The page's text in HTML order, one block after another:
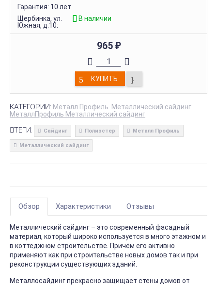
Гарантия: 10 лет
Щербинка, ул.
Южная, д.10:
В наличии
965 ₽
КУПИТЬ
КАТЕГОРИИ: Металл Профиль Металлический сайдинг
МеталлПрофиль Металлический сайдинг
ТЕГИ: Сайдинг Полиэстер Металл Профиль
Металлический сайдинг
Обзор Характеристики Отзывы
Металлический сайдинг – это современный фасадный
материал, который широко используется в много этажном и
в коттеджном строительстве. Причём его активно
применяют как при строительстве новых домов так и при
реконструкции существующих зданий.
Металлосайдинг прекрасно защищает стены домов от